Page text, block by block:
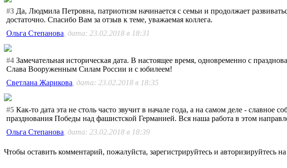
#3 Да, Людмила Петровна, патриотизм начинается с семьи и продолжает
достаточно. Спасибо Вам за отзыв к теме, уважаемая коллега.
Ольга Степанова , дата: 23.02.2018 в 18:31
#4 Замечательная историческая дата. В настоящее время, одновременно с
Слава Вооруженным Силам России и с юбилеем!
Светлана Жарикова , дата: 23.02.2018 в 18:35
#5 Как-то дата эта не столь часто звучит в начале года, а на самом деле -
празднования Победы над фашистской Германией. Вся наша работа в этом
Ольга Степанова , дата: 23.02.2018 в 18:39
Чтобы оставить комментарий, пожалуйста, зарегистрируйтесь и авторизируйтесь на